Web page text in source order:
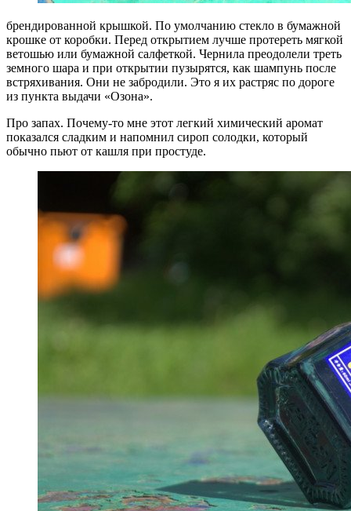
брендированной крышкой. По умолчанию стекло в бумажной
крошке от коробки. Перед открытием лучше протереть мягкой
ветошью или бумажной салфеткой. Чернила преодолели треть
земного шара и при открытии пузырятся, как шампунь после
встряхивания. Они не забродили. Это я их растряс по дороге
из пункта выдачи «Озона».
Про запах. Почему-то мне этот легкий химический аромат
показался сладким и напомнил сироп солодки, который
обычно пьют от кашля при простуде.